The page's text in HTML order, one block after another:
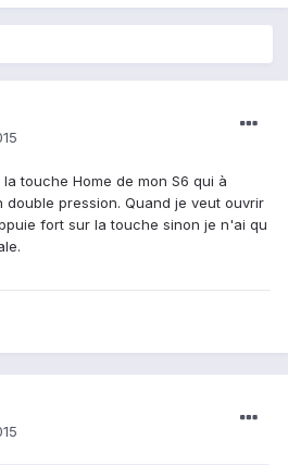
touche Home de mon S6 qui à
pression. Quand je veut ouvrir
fort sur la touche sinon je n'ai qu